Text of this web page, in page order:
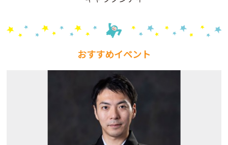
おすすめイベント